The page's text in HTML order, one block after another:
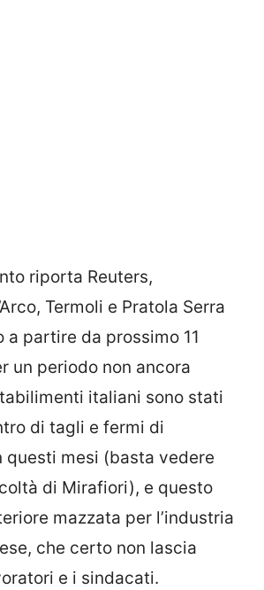
riporta Reuters,
Termoli e Pratola Serra
a partire da prossimo 11
un periodo non ancora
italiani sono stati
di tagli e fermi di
questi mesi (basta vedere
di Mirafiori), e questo
mazzata per l’industria
che certo non lascia
e i sindacati.